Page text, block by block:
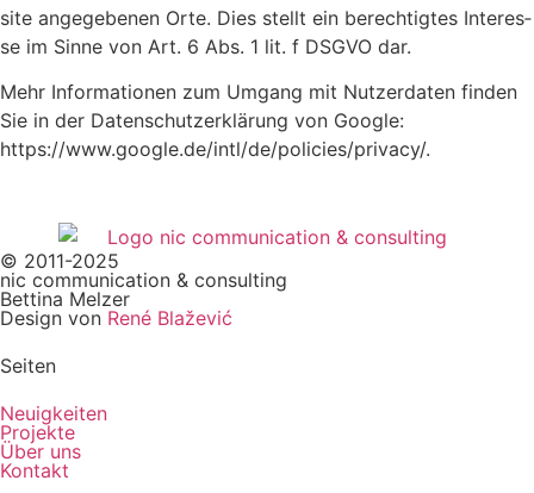
site ange­ge­be­nen Orte. Dies stellt ein berech­tig­tes Inter­es­
se im Sin­ne von Art. 6 Abs. 1 lit. f DSGVO dar.
Mehr Infor­ma­tio­nen zum Umgang mit Nut­zer­da­ten fin­den
Sie in der Daten­schutz­er­klä­rung von Goog­le:
https://www.google.de/intl/de/policies/privacy/.
© 2011-2025
nic communication & consulting
Bettina Melzer
Design von René Blažević
Seiten
Neuigkeiten
Projekte
Über uns
Kontakt